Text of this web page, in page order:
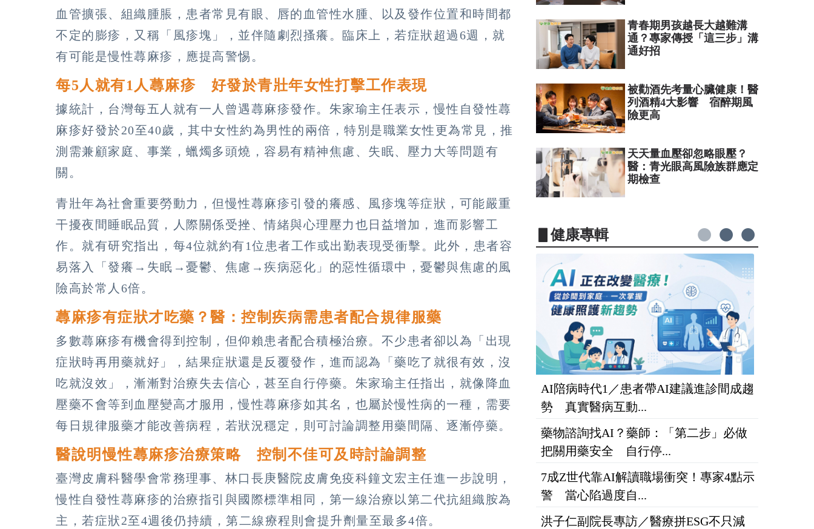
血管擴張、組織腫脹，患者常見有眼、唇的血管性水腫、以及發作位置和時間都
不定的膨疹，又稱「風疹塊」，並伴隨劇烈搔癢。臨床上，若症狀超過6週，就
有可能是慢性蕁麻疹，應提高警惕。
每5人就有1人蕁麻疹 好發於青壯年女性打擊工作表現
據統計，台灣每五人就有一人曾遇蕁麻疹發作。朱家瑜主任表示，慢性自發性蕁
麻疹好發於20至40歲，其中女性約為男性的兩倍，特別是職業女性更為常見，推
測需兼顧家庭、事業，蠟燭多頭燒，容易有精神焦慮、失眠、壓力大等問題有
關。
青壯年為社會重要勞動力，但慢性蕁麻疹引發的癢感、風疹塊等症狀，可能嚴重
干擾夜間睡眠品質，人際關係受挫、情緒與心理壓力也日益增加，進而影響工
作。就有研究指出，每4位就約有1位患者工作或出勤表現受衝擊。此外，患者容
易落入「發癢→失眠→憂鬱、焦慮→疾病惡化」的惡性循環中，憂鬱與焦慮的風
險高於常人6倍。
蕁麻疹有症狀才吃藥？醫：控制疾病需患者配合規律服藥
多數蕁麻疹有機會得到控制，但仰賴患者配合積極治療。不少患者卻以為「出現
症狀時再用藥就好」，結果症狀還是反覆發作，進而認為「藥吃了就很有效，沒
吃就沒效」，漸漸對治療失去信心，甚至自行停藥。朱家瑜主任指出，就像降血
壓藥不會等到血壓變高才服用，慢性蕁麻疹如其名，也屬於慢性病的一種，需要
每日規律服藥才能改善病程，若狀況穩定，則可討論調整用藥間隔、逐漸停藥。
醫說明慢性蕁麻疹治療策略 控制不佳可及時討論調整
臺灣皮膚科醫學會常務理事、林口長庚醫院皮膚免疫科鐘文宏主任進一步說明，
慢性自發性蕁麻疹的治療指引與國際標準相同，第一線治療以第二代抗組織胺為
主，若症狀2至4週後仍持續，第二線療程則會提升劑量至最多4倍。
青春期男孩越長大越難溝
通？專家傳授「這三步」溝
通好招
被勸酒先考量心臟健康！醫
列酒精4大影響 宿醉期風
險更高
天天量血壓卻忽略眼壓？
醫：青光眼高風險族群應定
期檢查
▋健康專輯
AI陪病時代1／患者帶AI建議進診間成趨
勢 真實醫病互動...
藥物諮詢找AI？藥師：「第二步」必做
把關用藥安全 自行停...
7成Z世代靠AI解讀職場衝突！專家4點示
警 當心陷過度自...
洪子仁副院長專訪／醫療拼ESG不只減